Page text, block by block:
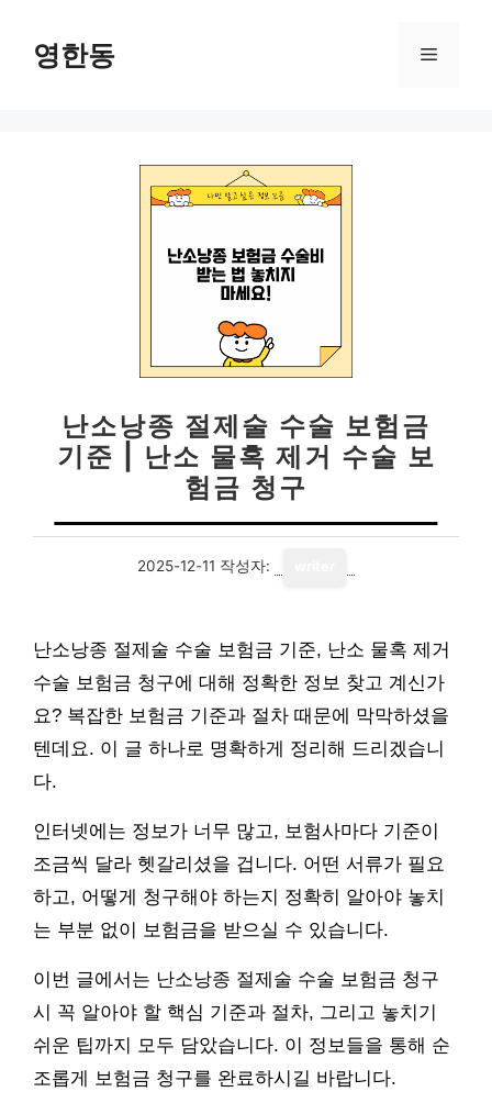
영한동 메
난소낭종 절제술 수술 보험금
기준 | 난소 물혹 제거 수술 보
험금 청구
2025-12-11 작성자:
난소낭종 절제술 수술 보험금 기준, 난소 물혹 제거
수술 보험금 청구에 대해 정확한 정보 찾고 계신가
요? 복잡한 보험금 기준과 절차 때문에 막막하셨을
텐데요. 이 글 하나로 명확하게 정리해 드리겠습니
다.
인터넷에는 정보가 너무 많고, 보험사마다 기준이
조금씩 달라 헷갈리셨을 겁니다. 어떤 서류가 필요
하고, 어떻게 청구해야 하는지 정확히 알아야 놓치
는 부분 없이 보험금을 받으실 수 있습니다.
이번 글에서는 난소낭종 절제술 수술 보험금 청구
시 꼭 알아야 할 핵심 기준과 절차, 그리고 놓치기
쉬운 팁까지 모두 담았습니다. 이 정보들을 통해 순
조롭게 보험금 청구를 완료하시길 바랍니다.